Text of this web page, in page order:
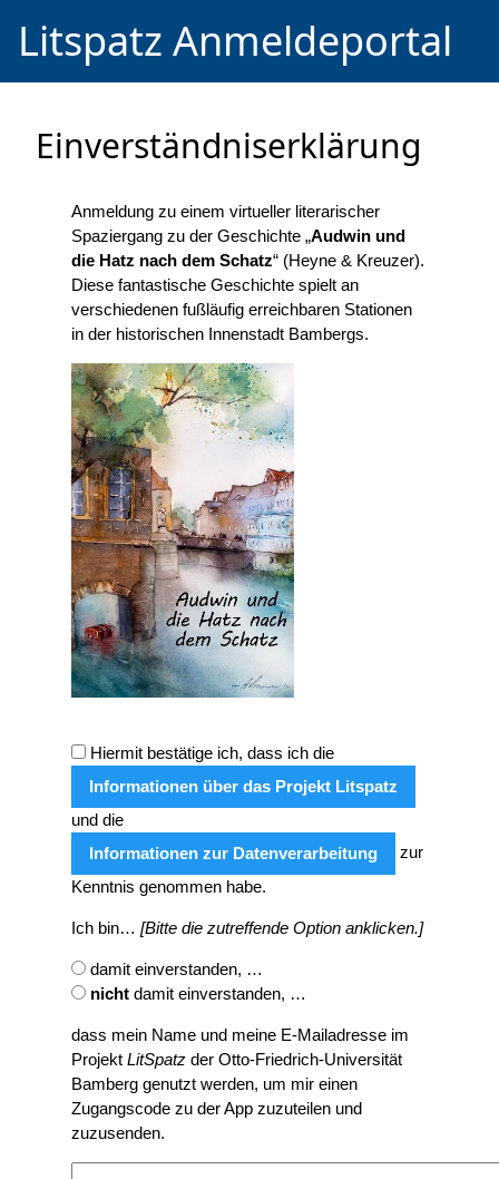
Litspatz Anmeldeportal
Einverständniserklärung
Anmeldung zu einem virtueller literarischer
Spaziergang zu der Geschichte „Audwin und
die Hatz nach dem Schatz“ (Heyne & Kreuzer).
Diese fantastische Geschichte spielt an
verschiedenen fußläufig erreichbaren Stationen
in der historischen Innenstadt Bambergs.
Hiermit bestätige ich, dass ich die
Informationen über das Projekt Litspatz
und die
Informationen zur Datenverarbeitung
zur
Kenntnis genommen habe.
Ich bin… [Bitte die zutreffende Option anklicken.]
damit einverstanden, …
nicht damit einverstanden, …
dass mein Name und meine E-Mailadresse im
Projekt LitSpatz der Otto-Friedrich-Universität
Bamberg genutzt werden, um mir einen
Zugangscode zu der App zuzuteilen und
zuzusenden.